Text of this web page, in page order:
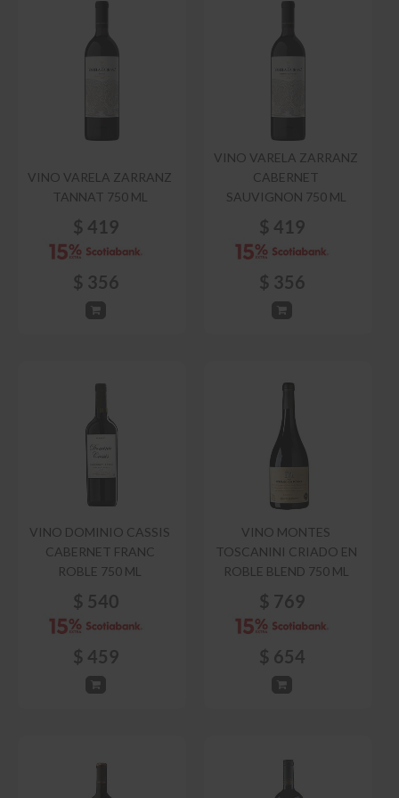
VINO VARELA ZARRANZ
TANNAT 750 ML
$ 419
$ 356
VINO VARELA ZARRANZ
CABERNET
SAUVIGNON 750 ML
$ 419
$ 356
VINO DOMINIO CASSIS
CABERNET FRANC
ROBLE 750 ML
$ 540
$ 459
VINO MONTES
TOSCANINI CRIADO EN
ROBLE BLEND 750 ML
$ 769
$ 654